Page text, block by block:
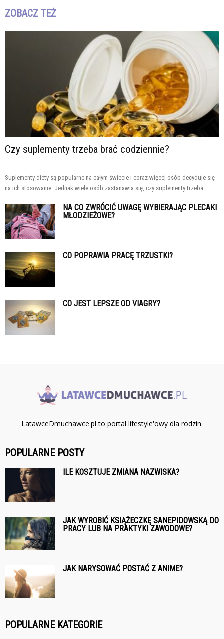
ZOBACZ TEŻ
Czy suplementy trzeba brać codziennie?
Suplementy diety są popularne na całym świecie i coraz więcej osób decyduje się
na ich stosowanie. Jednak wiele osób zastanawia się, czy suplementy trzeba...
NA CO ZWRÓCIĆ UWAGĘ WYBIERAJĄC PLECAKI
MŁODZIEŻOWE?
CO POPRAWIA PRACĘ TRZUSTKI?
CO JEST LEPSZE OD VIAGRY?
LatawceDmuchawce.pl to portal lifestyle'owy dla rodzin.
POPULARNE POSTY
ILE KOSZTUJE ZMIANA NAZWISKA?
JAK WYROBIĆ KSIĄŻECZKĘ SANEPIDOWSKĄ DO
PRACY LUB NA PRAKTYKI ZAWODOWE?
JAK NARYSOWAĆ POSTAĆ Z ANIME?
POPULARNE KATEGORIE